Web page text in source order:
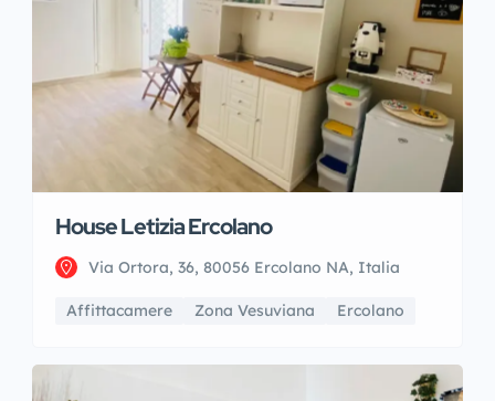
House Letizia Ercolano
Via Ortora, 36, 80056 Ercolano NA, Italia
Affittacamere Zona Vesuviana Ercolano